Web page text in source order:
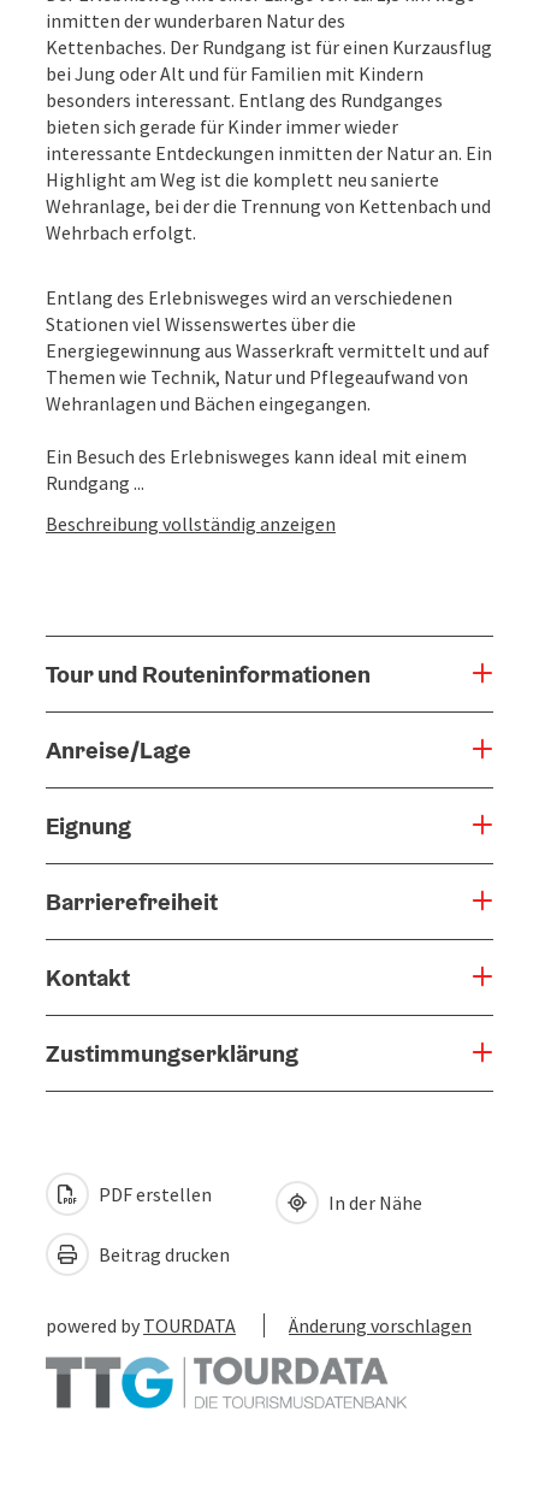
inmitten der wunderbaren Natur des
Kettenbaches. Der Rundgang ist für einen Kurzausflug
bei Jung oder Alt und für Familien mit Kindern
besonders interessant. Entlang des Rundganges
bieten sich gerade für Kinder immer wieder
interessante Entdeckungen inmitten der Natur an. Ein
Highlight am Weg ist die komplett neu sanierte
Wehranlage, bei der die Trennung von Kettenbach und
Wehrbach erfolgt.
Entlang des Erlebnisweges wird an verschiedenen
Stationen viel Wissenswertes über die
Energiegewinnung aus Wasserkraft vermittelt und auf
Themen wie Technik, Natur und Pflegeaufwand von
Wehranlagen und Bächen eingegangen.
Ein Besuch des Erlebnisweges kann ideal mit einem
Rundgang ...
Beschreibung vollständig anzeigen
Tour und Routeninformationen
Anreise/Lage
Eignung
Barrierefreiheit
Kontakt
Zustimmungserklärung
PDF erstellen
Beitrag drucken
In der Nähe
powered by TOURDATA Änderung vorschlagen